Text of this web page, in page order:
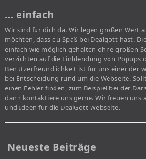
… einfach
Wir sind für dich da. Wir legen großen Wert
möchten, dass du Spaß bei Dealgott hast.
einfach wie möglich gehalten ohne großen
verzichten auf die Einblendung von Popups
Benutzerfreundlichkeit ist für uns einer der
bei Entscheidung rund um die Webseite.
einen Fehler finden, zum Beispiel bei der
dann kontaktiere uns gerne. Wir freuen uns
und Ideen für die DealGott Webseite.
Neueste Beiträge